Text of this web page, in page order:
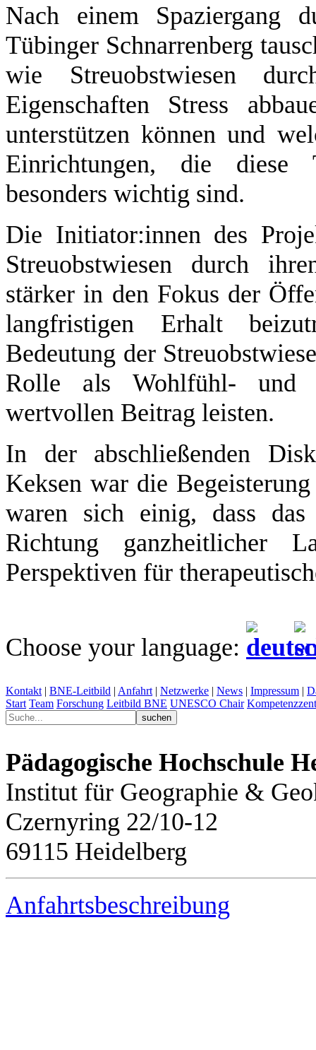
Nach einem Spaziergang
Tübinger Schnarrenberg
wie Streuobstwiesen
Eigenschaften Stress
unterstützen können und
Einrichtungen, die diese
besonders wichtig sind.
Die Initiator:innen des
Streuobstwiesen durch
stärker in den Fokus der
langfristigen Erhalt
Bedeutung der
Rolle als Wohlfühl- und
wertvollen Beitrag leisten.
In der abschließenden
Keksen war die
waren sich einig, dass
Richtung ganzheitlicher
Perspektiven für
Choose your language:
Kontakt | BNE-Leitbild | Anfahrt | Netzwerke | News | Impressum |
Start Team Forschung Leitbild BNE UNESCO Chair
Pädagogische Hochschule
Institut für Geographie &
Czernyring 22/10-12
69115 Heidelberg
Anfahrtsbeschreibung